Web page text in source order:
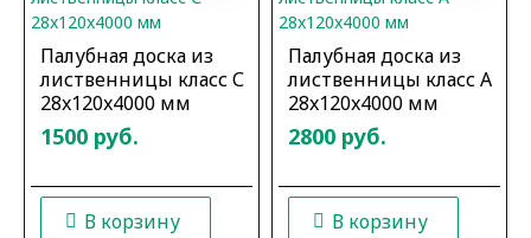
Палубная доска из
лиственницы класс С
28x120x4000 мм
1500 руб.
В корзину
Палубная доска из
лиственницы класс А
28x120x4000 мм
2800 руб.
В корзину